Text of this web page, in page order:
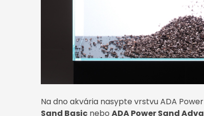
Na dno akvária nasypte vrstvu ADA
Sand Basic nebo ADA Power Sand